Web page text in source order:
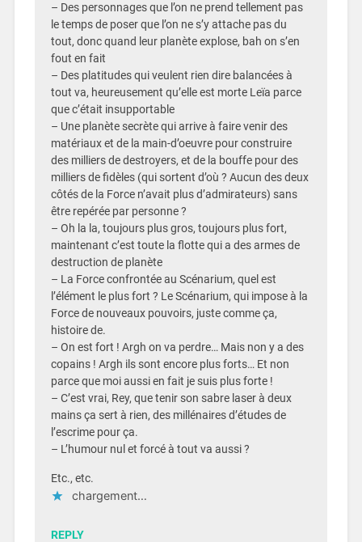
– Des personnages que l’on ne prend tellement pas
le temps de poser que l’on ne s’y attache pas du
tout, donc quand leur planète explose, bah on s’en
fout en fait
– Des platitudes qui veulent rien dire balancées à
tout va, heureusement qu’elle est morte Leïa parce
que c’était insupportable
– Une planète secrète qui arrive à faire venir des
matériaux et de la main-d’oeuvre pour construire
des milliers de destroyers, et de la bouffe pour des
milliers de fidèles (qui sortent d’où ? Aucun des deux
côtés de la Force n’avait plus d’admirateurs) sans
être repérée par personne ?
– Oh la la, toujours plus gros, toujours plus fort,
maintenant c’est toute la flotte qui a des armes de
destruction de planète
– La Force confrontée au Scénarium, quel est
l’élément le plus fort ? Le Scénarium, qui impose à la
Force de nouveaux pouvoirs, juste comme ça,
histoire de.
– On est fort ! Argh on va perdre… Mais non y a des
copains ! Argh ils sont encore plus forts… Et non
parce que moi aussi en fait je suis plus forte !
– C’est vrai, Rey, que tenir son sabre laser à deux
mains ça sert à rien, des millénaires d’études de
l’escrime pour ça.
– L’humour nul et forcé à tout va aussi ?
Etc., etc.
chargement…
REPLY